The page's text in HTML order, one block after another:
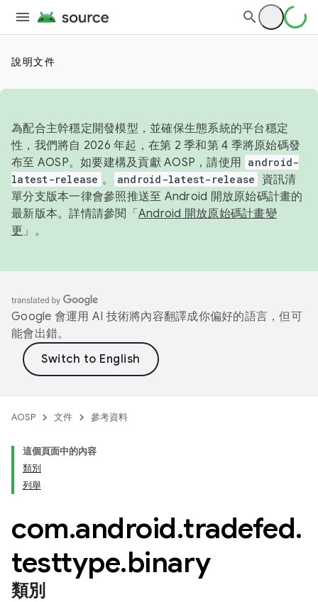
說明文件
為配合主幹穩定開發模型，並確保生態系統的平台穩定
性，我們將自 2026 年起，在第 2 季和第 4 季將原始碼發
布至 AOSP。如要建構及貢獻 AOSP，請使用 android-
latest-release 。 android-latest-release
資訊清
單分支版本一律會參照推送至 Android 開放原始碼計畫的
最新版本。詳情請參閱「 Android 開放原始碼計畫變
更 」。
Google 會運用 AI 技術將內容翻譯成你偏好的語言，但可
能會出錯。
AOSP 文件 參考資料
這個頁面中的內容
類別
列舉
com.android.tradefed.
testtype.binary
類別